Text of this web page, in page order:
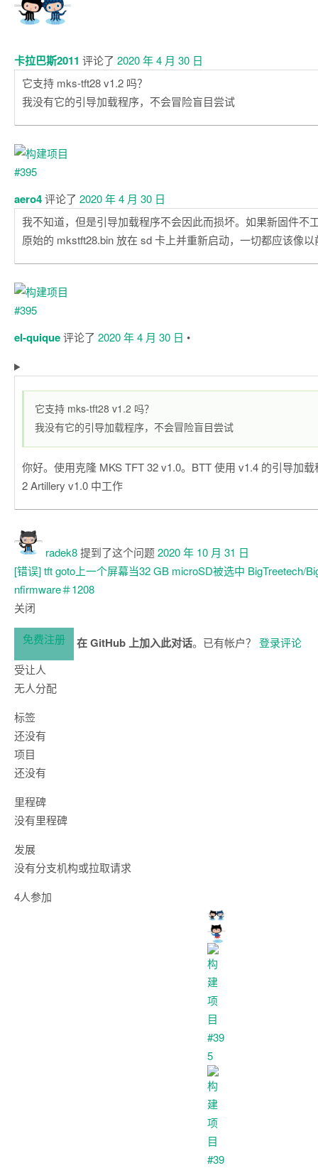
卡拉巴斯2011 评论了 2020 年 4 月 30 日
它支持 mks-tft28 v1.2 吗？
我没有它的引导加载程序，不会冒险盲目尝试
aero4评论了 2020 年 4 月 30 日
我不知道，但是引导加载程序不会因此而损坏。如果新固件不
原始的 mkstft28.bin 放在 sd 卡上并重新启动，一切都应该像
el-quique评论了 2020 年 4 月 30 日 •
它支持 mks-tft28 v1.2 吗？
我没有它的引导加载程序，不会冒险盲目尝试
你好。使用克隆 MKS TFT 32 v1.0。BTT 使用 v1.4 的引导加
2 Artillery v1.0 中工作
radek8提到了这个问题2020 年 10 月 31 日
[错误] tft goto上一个屏幕当32 GB microSD被选中 BigTreetech/
nfirmware＃1208
关闭
免费注册 在 GitHub 上加入此对话。已有帐户？ 登录评论
受让人
无人分配
标签
还没有
项目
还没有
里程碑
没有里程碑
发展
没有分支机构或拉取请求
4人参加